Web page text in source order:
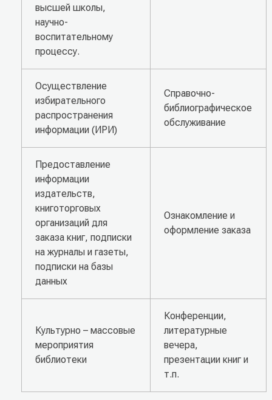
высшей школы,
научно-
воспитательному
процессу.
Осуществление
избирательного
распространения
информации (ИРИ)
Справочно-
библиографическое
обслуживание
Предоставление
информации
издательств,
книготорговых
организаций для
заказа книг, подписки
на журналы и газеты,
подписки на базы
данных
Ознакомление и
оформление заказа
Культурно – массовые
мероприятия
библиотеки
Конференции,
литературные
вечера,
презентации книг и
т.п.